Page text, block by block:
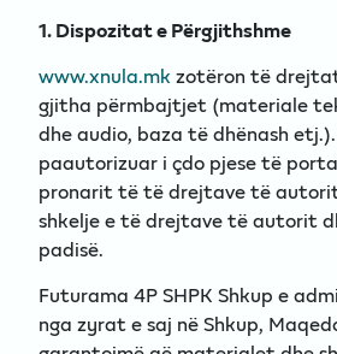
1. Dispozitat e Përgjithshme
www.xnula.mk zotëron të
gjitha përmbajtjet (materiale
dhe audio, baza të dhënash
paautorizuar i çdo pjese të
pronarit të të drejtave të
shkelje e të drejtave të autorit
padisë.
Futurama 4P SHPK Shkup e
nga zyrat e saj në Shkup,